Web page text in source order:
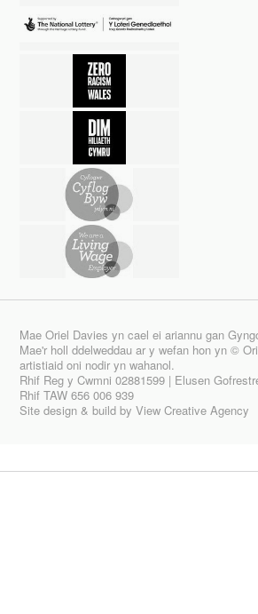
Mae Oriel Davies yn cael ei ariannu gan
Mae'r holl ddelweddau ar y wefan hon yn ©
artistiaid oni nodir yn wahanol.
Rhif Reg y Cwmni 02881599 | Elusen
Rhif TAW 656 006 939
Site design & build byView Creative Agency